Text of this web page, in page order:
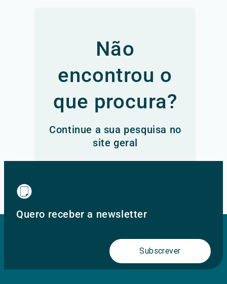
Não
encontrou o
que procura?
Continue a sua pesquisa no
site geral
Quero receber a newsletter
Subscrever